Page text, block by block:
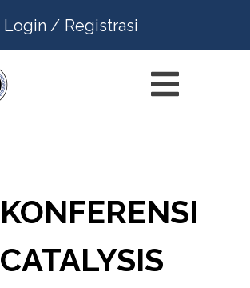
Login / Registrasi
KONFERENSI
CATALYSIS